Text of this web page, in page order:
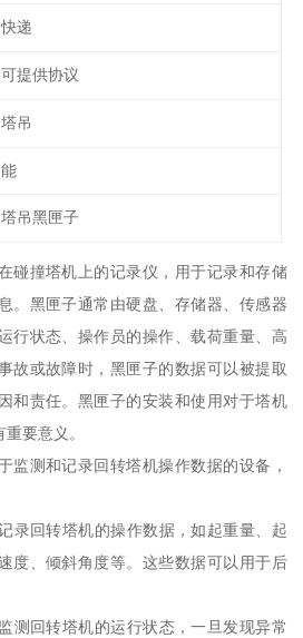
快递
可提供协议
塔吊
能
塔吊黑匣子
碰撞塔机上的记录仪，用于记录和存储
。黑匣子通常由硬盘、存储器、传感器
行状态、操作员的操作、载荷重量、高
故或故障时，黑匣子的数据可以被提取
和责任。黑匣子的安装和使用对于塔机
要意义。
监测和记录回转塔机操作数据的设备，
录回转塔机的操作数据，如起重量、起
度、倾斜角度等。这些数据可以用于后
测回转塔机的运行状态，一旦发现异常